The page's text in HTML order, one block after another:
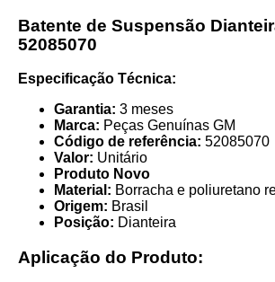
Batente de Suspensão
52085070
Especificação Técnica:
Garantia: 3 meses
Marca: Peças Genuínas GM
Código de referência: 52085070
Valor: Unitário
Produto Novo
Material: Borracha e poliuretano
Origem: Brasil
Posição: Dianteira
Aplicação do Produto: